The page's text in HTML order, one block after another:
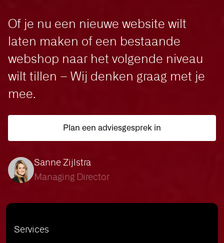
Of je nu een nieuwe website wilt
laten maken of een bestaande
webshop naar het volgende niveau
wilt tillen – Wij denken graag met je
mee.
Plan een adviesgesprek in
Sanne Zijlstra
Managing Director
Services